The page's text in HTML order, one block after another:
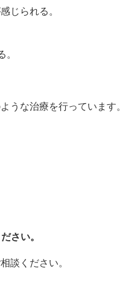
じられる。
。
うな治療を行っています。
さい。
談ください。